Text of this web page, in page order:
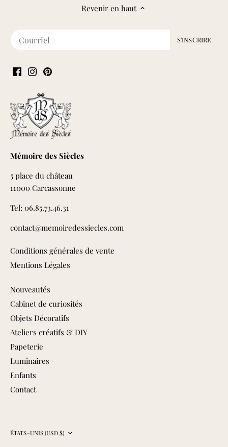
Revenir en haut
Mémoire des Siècles
5 place du château
11000 Carcassonne
Tel: 06.85.73.46.31
contact@memoiredessiecles.com
Conditions générales de vente
Mentions Légales
Nouveautés
Cabinet de curiosités
Objets Décoratifs
Ateliers créatifs & DIY
Papeterie
Luminaires
Enfants
Contact
Devise
ÉTATS-UNIS (USD $)